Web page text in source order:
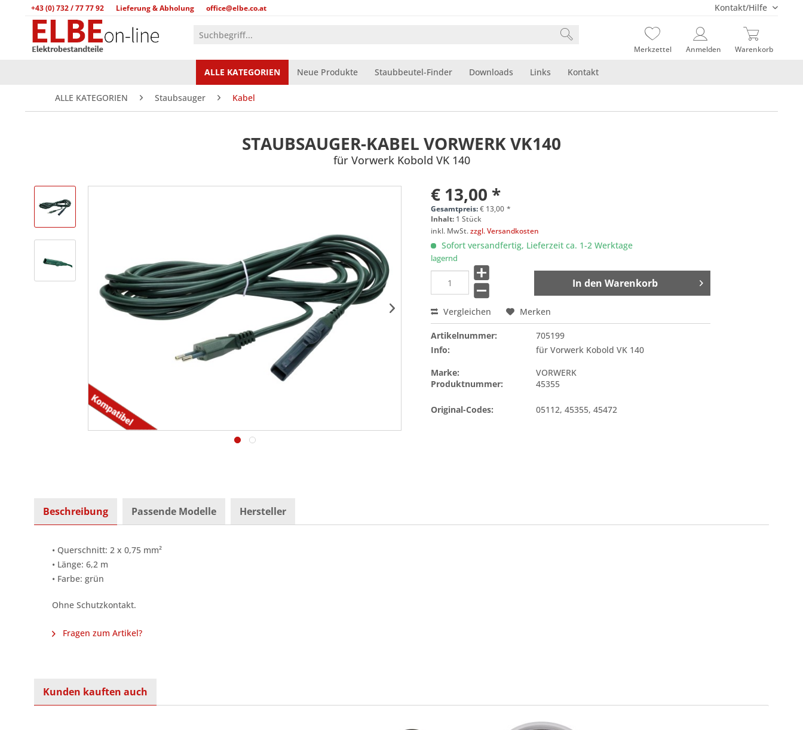
+43 (0) 732 / 77 77 92 Lieferung & Abholung office@elbe.co.at Kontakt/Hilfe
Merkzettel Anmelden Warenkorb
ALLE KATEGORIEN Neue Produkte Staubbeutel-Finder Downloads Links Kontakt
ALLE KATEGORIEN Staubsauger Kabel
STAUBSAUGER-KABEL VORWERK VK140
für Vorwerk Kobold VK 140
€ 13,00 *
Gesamtpreis:€ 13,00 *
Inhalt: 1 Stück
inkl. MwSt.zzgl. Versandkosten
Sofort versandfertig, Lieferzeit ca. 1-2 Werktage
lagernd
In den Warenkorb
Vergleichen Merken
Artikelnummer:
705199
Info:
für Vorwerk Kobold VK 140
Marke:
VORWERK
Produktnummer:
45355
Original-Codes: 05112, 45355, 45472
Beschreibung Passende Modelle Hersteller
• Querschnitt: 2 x 0,75 mm²
• Länge: 6,2 m
• Farbe: grün
Ohne Schutzkontakt.
Fragen zum Artikel?
Kunden kauften auch